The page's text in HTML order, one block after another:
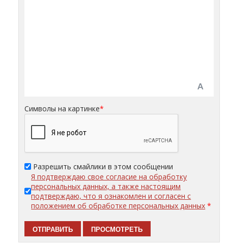
Символы на картинке*
Разрешить смайлики в этом сообщении
Я подтверждаю свое согласие на обработку
персональных данных, а также настоящим
подтверждаю, что я ознакомлен и согласен с
положением об обработке персональных данных *